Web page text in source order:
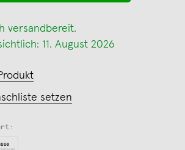
versandbereit.
11. August 2026
setzen